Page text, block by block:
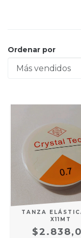
Ordenar por
TANZA
X11MT